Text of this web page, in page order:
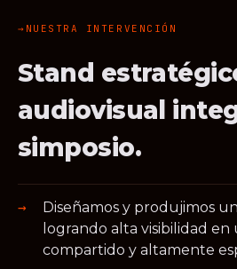
NUESTRA INTERVENCIÓN
Stand
audiovisual
simposio.
Diseñamos y produjimos
logrando alta visibilidad
compartido y altamente